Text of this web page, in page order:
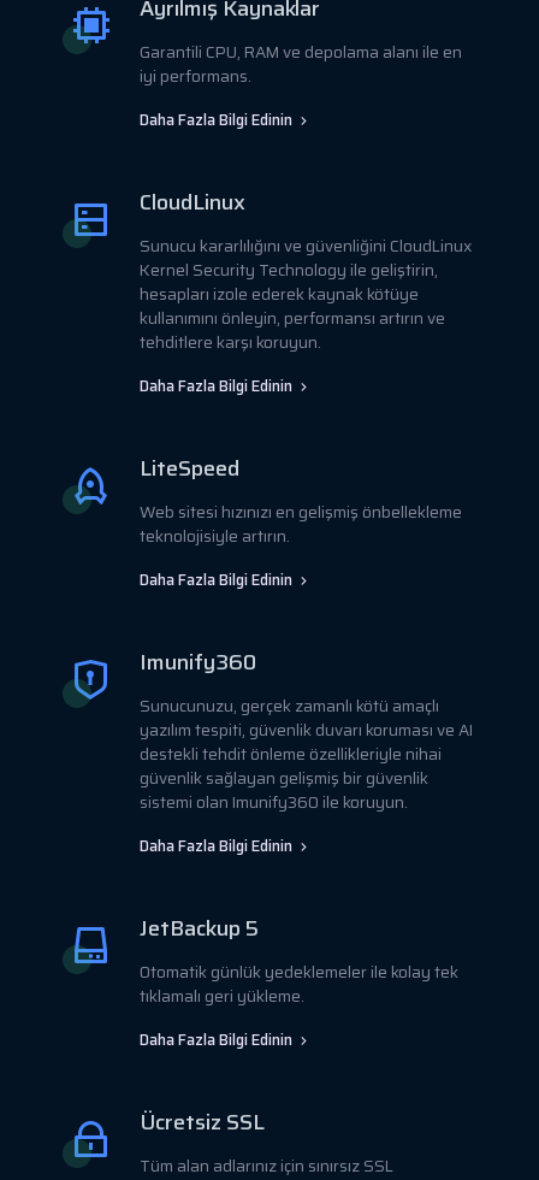
Ayrılmış Kaynaklar
Garantili CPU, RAM ve depolama alanı ile en
iyi performans.
Daha Fazla Bilgi Edinin
CloudLinux
Sunucu kararlılığını ve güvenliğini CloudLinux
Kernel Security Technology ile geliştirin,
hesapları izole ederek kaynak kötüye
kullanımını önleyin, performansı artırın ve
tehditlere karşı koruyun.
Daha Fazla Bilgi Edinin
LiteSpeed
Web sitesi hızınızı en gelişmiş önbellekleme
teknolojisiyle artırın.
Daha Fazla Bilgi Edinin
Imunify360
Sunucunuzu, gerçek zamanlı kötü amaçlı
yazılım tespiti, güvenlik duvarı koruması ve AI
destekli tehdit önleme özellikleriyle nihai
güvenlik sağlayan gelişmiş bir güvenlik
sistemi olan Imunify360 ile koruyun.
Daha Fazla Bilgi Edinin
JetBackup 5
Otomatik günlük yedeklemeler ile kolay tek
tıklamalı geri yükleme.
Daha Fazla Bilgi Edinin
Ücretsiz SSL
Tüm alan adlarınız için sınırsız SSL